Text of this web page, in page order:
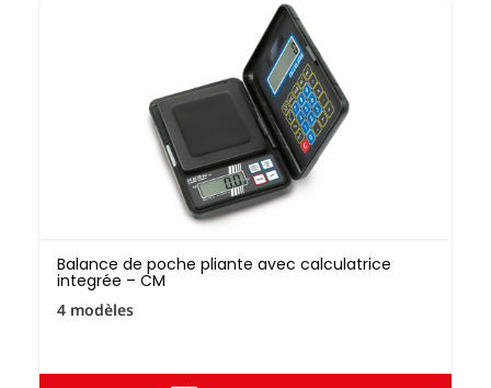
Balance de poche pliante avec calculatrice
integrée – CM
4 modèles